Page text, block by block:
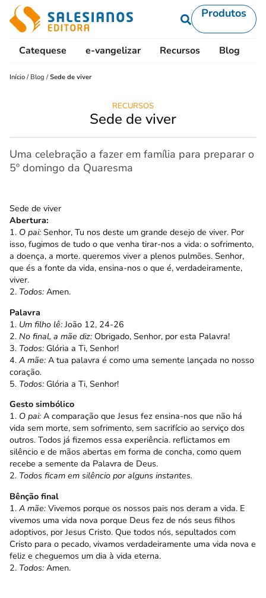
Produtos
Catequese e-vangelizar Recursos Blog
Início / Blog /Sede de viver
RECURSOS
Sede de viver
Uma celebração a fazer em família para preparar o
5º domingo da Quaresma
Sede de viver
Abertura:
1. O pai: Senhor, Tu nos deste um grande desejo de viver. Por
isso, fugimos de tudo o que venha tirar-nos a vida: o sofrimento,
a doença, a morte. queremos viver a plenos pulmões. Senhor,
que és a fonte da vida, ensina-nos o que é, verdadeiramente,
viver.
2. Todos: Amen.
Palavra
1. Um filho lê: João 12, 24-26
2. No final, a mãe diz: Obrigado, Senhor, por esta Palavra!
3. Todos: Glória a Ti, Senhor!
4. A mãe: A tua palavra é como uma semente lançada no nosso
coração.
5. Todos: Glória a Ti, Senhor!
Gesto simbólico
1. O pai: A comparação que Jesus fez ensina-nos que não há
vida sem morte, sem sofrimento, sem sacrifício ao serviço dos
outros. Todos já fizemos essa experiência. reflictamos em
silêncio e de mãos abertas em forma de concha, como quem
recebe a semente da Palavra de Deus.
2. Todos ficam em silêncio por alguns instantes.
Bênção final
1. A mãe: Vivemos porque os nossos pais nos deram a vida. E
vivemos uma vida nova porque Deus fez de nós seus filhos
adoptivos, por Jesus Cristo. Que todos nós, sepultados com
Cristo para o pecado, vivamos verdadeiramente uma vida nova e
feliz e cheguemos um dia à vida eterna.
2. Todos: Amen.